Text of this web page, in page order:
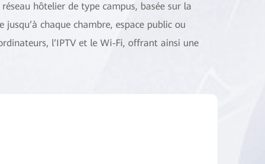
hôtelier de type campus, basée sur la
chaque chambre, espace public ou
l’IPTV et le Wi-Fi, offrant ainsi une